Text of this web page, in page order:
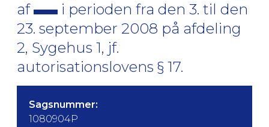
af
i perioden fra den 3. til den
23. september 2008 på afdeling
2, Sygehus 1, jf.
autorisationslovens § 17.
Sagsnummer:
1080904P